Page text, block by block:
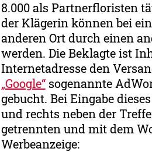
8.000 als Partnerfloristen
der Klägerin können bei
anderen Ort durch einen
werden. Die Beklagte ist
Internetadresse den
„Google“sogenannte
gebucht. Bei Eingabe
und rechts neben der
getrennten und mit dem
Werbeanzeige: